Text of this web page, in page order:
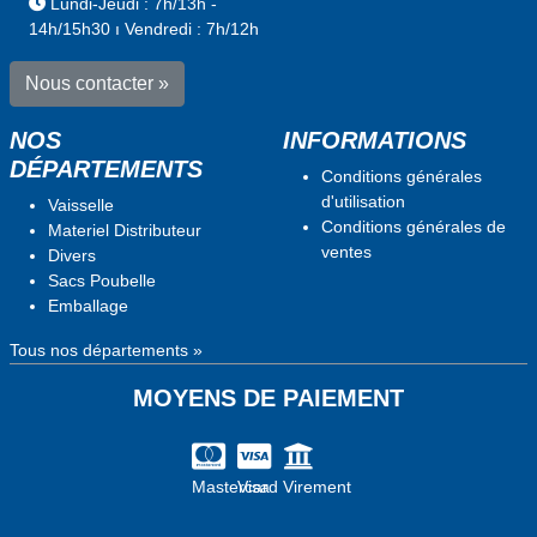
14h/15h30 ı Vendredi : 7h/12h
Nous contacter »
NOS
DÉPARTEMENTS
Vaisselle
Materiel Distributeur
Divers
Sacs Poubelle
Emballage
Tous nos départements »
INFORMATIONS
Conditions générales
d'utilisation
Conditions générales de
ventes
MOYENS DE PAIEMENT
Mastercard
Visa Virement